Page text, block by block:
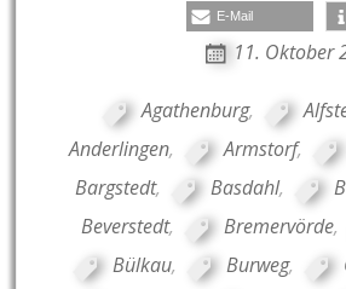
E-Mail
11. Oktober
Agathenburg,
Anderlingen, Armstorf,
Bargstedt, Basdahl,
Beverstedt, Bremervörde,
Bülkau, Burweg,